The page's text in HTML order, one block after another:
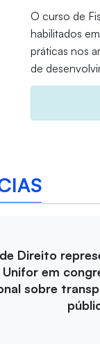
O curso de
habilitados
práticas nos
de
Direito
Unifor em
sobre